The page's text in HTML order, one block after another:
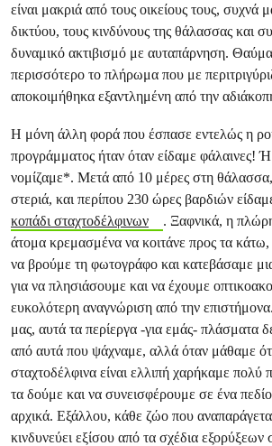
είναι μακριά από τους οικείους τους, συχνά
δικτύου, τους κινδύνους της θάλασσας και
δυναμικό ακτιβισμό με αυταπάρνηση.
περισσότερο το πλήρωμα που με
αποκοιμήθηκα εξαντλημένη από την
Η μόνη άλλη φορά που έσπασε εντελώς η
προγράμματος ήταν όταν είδαμε φάλαινες! Ή
νομίζαμε*. Μετά από 10 μέρες στη
στεριά, και περίπου 230 ώρες βαρδιών
κοπάδι σταχτοδέλφινων
. Ξαφνικά, η
άτομα κρεμασμένα να κοιτάνε προς τα κάτω,
να βρούμε τη φωτογράφο και κατεβάσαμε
για να πλησιάσουμε και να έχουμε
ευκολότερη αναγνώριση από την
μας, αυτά τα περίεργα -για εμάς- πλάσματα
από αυτά που ψάχναμε, αλλά όταν μάθαμε
σταχτοδέλφινα είναι ελλιπή χαρήκαμε
τα δούμε και να συνεισφέρουμε σε ένα
αρχικά. Εξάλλου, κάθε ζώο που
κινδυνεύει εξίσου από τα σχέδια